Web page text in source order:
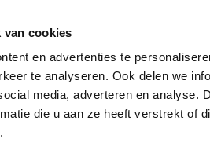
van cookies
en advertenties te
te analyseren. Ook delen we
media, adverteren en analyse.
die u aan ze heeft verstrekt of
Deelnemers